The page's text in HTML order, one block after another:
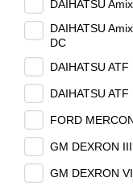
DAIHATSU
DAIHATSU
DC
DAIHATSU ATF
DAIHATSU
FORD
GM DEXRON III
GM DEXRON VI